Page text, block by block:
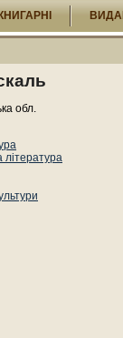
КНИГАРНІ
обл.
література